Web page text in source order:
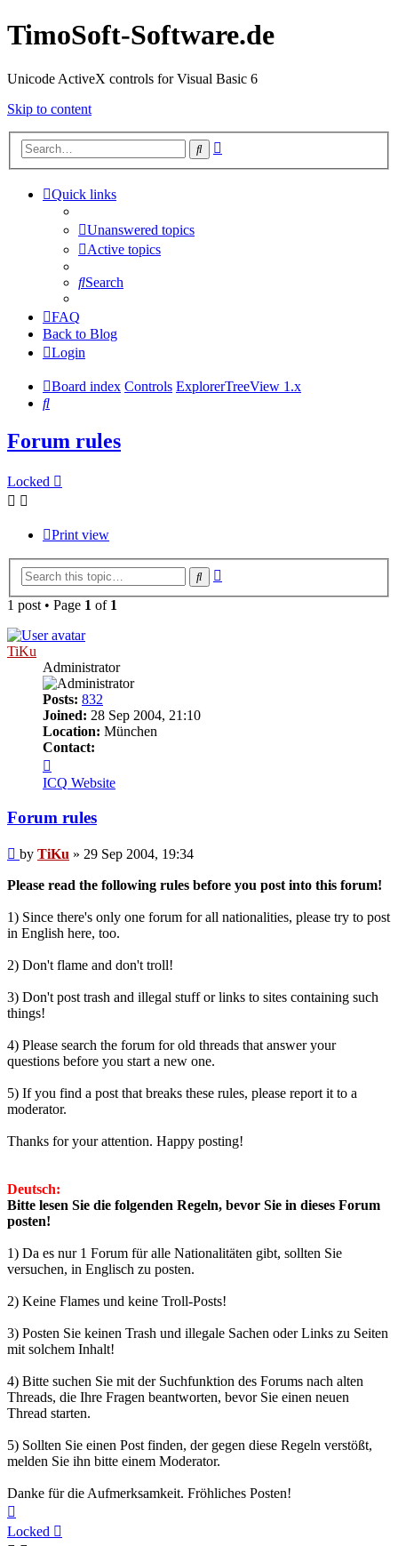
TimoSoft-Software.de
Unicode ActiveX controls for Visual Basic 6
Skip to content
Search
Quick links
Unanswered topics
Active topics
Search
FAQ
Back to Blog
Login
Board index Controls ExplorerTreeView 1.x
Search
Forum rules
Locked
Print view
Search
1 post • Page 1 of 1
TiKu
Administrator
Posts: 832
Joined: 28 Sep 2004, 21:10
Location: München
Contact:
TiKu
ICQ Website
Forum rules
Post
by TiKu » 29 Sep 2004, 19:34
Please read the following rules before you post into this forum!
1) Since there's only one forum for all nationalities, please try to post
in English here, too.
2) Don't flame and don't troll!
3) Don't post trash and illegal stuff or links to sites containing such
things!
4) Please search the forum for old threads that answer your
questions before you start a new one.
5) If you find a post that breaks these rules, please report it to a
moderator.
Thanks for your attention. Happy posting!
Deutsch:
Bitte lesen Sie die folgenden Regeln, bevor Sie in dieses Forum
posten!
1) Da es nur 1 Forum für alle Nationalitäten gibt, sollten Sie
versuchen, in Englisch zu posten.
2) Keine Flames und keine Troll-Posts!
3) Posten Sie keinen Trash und illegale Sachen oder Links zu Seiten
mit solchem Inhalt!
4) Bitte suchen Sie mit der Suchfunktion des Forums nach alten
Threads, die Ihre Fragen beantworten, bevor Sie einen neuen
Thread starten.
5) Sollten Sie einen Post finden, der gegen diese Regeln verstößt,
melden Sie ihn bitte einem Moderator.
Danke für die Aufmerksamkeit. Fröhliches Posten!
Locked